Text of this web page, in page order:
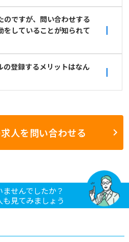
のですが、問い合わせする
をしていることが知られて
の登録するメリットはなん
人を問い合わせる
せんでしたか？
見てみましょう